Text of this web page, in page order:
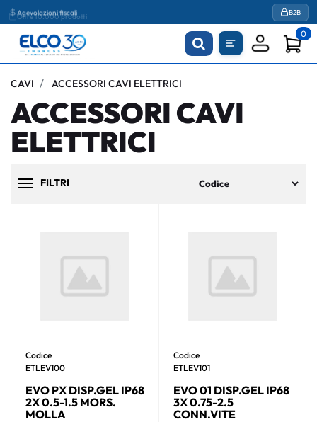
Agevolazioni fiscali B2B
0
CAVI ACCESSORI CAVI ELETTRICI
ACCESSORI CAVI
ELETTRICI
Codice
ETLEV100
EVO PX DISP.GEL IP68
2X 0.5-1.5 MORS.
MOLLA
Codice
ETLEV101
EVO 01 DISP.GEL IP68
3X 0.75-2.5
CONN.VITE
FILTRI